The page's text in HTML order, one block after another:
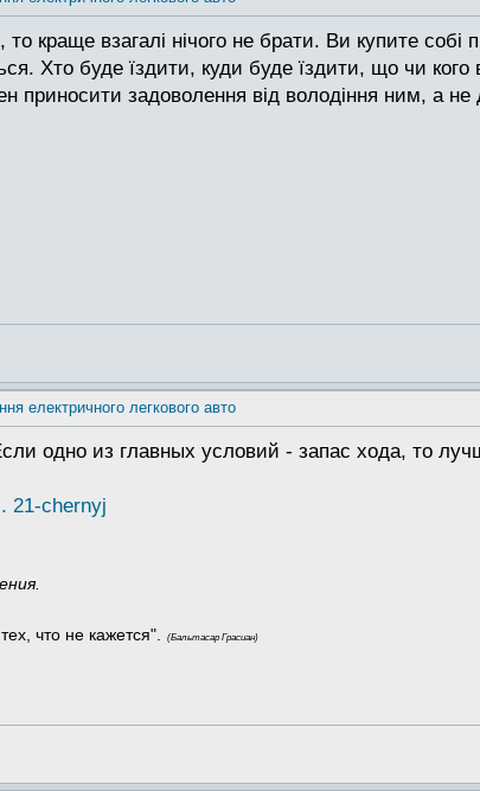
краще взагалі нічого не брати. Ви купите собі
Хто буде їздити, куди буде їздити, що чи
приносити задоволення від володіння ним, а
електричного легкового авто
одно из главных условий - запас хода, то
21-chernyj
что не кажется". (Бальтасар Грасиан)